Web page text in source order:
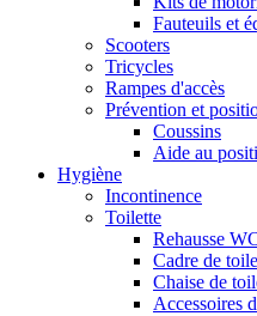
Fauteuils et
Scooters
Tricycles
Rampes d'accès
Prévention et
Coussins
Aide au
Hygiène
Incontinence
Toilette
Rehausse
Cadre de
Chaise de
Accessoires